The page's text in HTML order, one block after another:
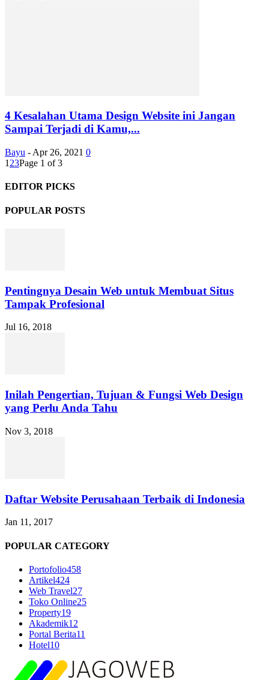
4 Kesalahan Utama Design Website ini Jangan
Sampai Terjadi di Kamu,...
Bayu - Apr 26, 2021 0
1 23Page 1 of 3
EDITOR PICKS
POPULAR POSTS
Pentingnya Desain Web untuk Membuat Situs
Tampak Profesional
Jul 16, 2018
Inilah Pengertian, Tujuan & Fungsi Web Design
yang Perlu Anda Tahu
Nov 3, 2018
Daftar Website Perusahaan Terbaik di Indonesia
Jan 11, 2017
POPULAR CATEGORY
Portofolio458
Artikel424
Web Travel27
Toko Online25
Property19
Akademik12
Portal Berita11
Hotel10